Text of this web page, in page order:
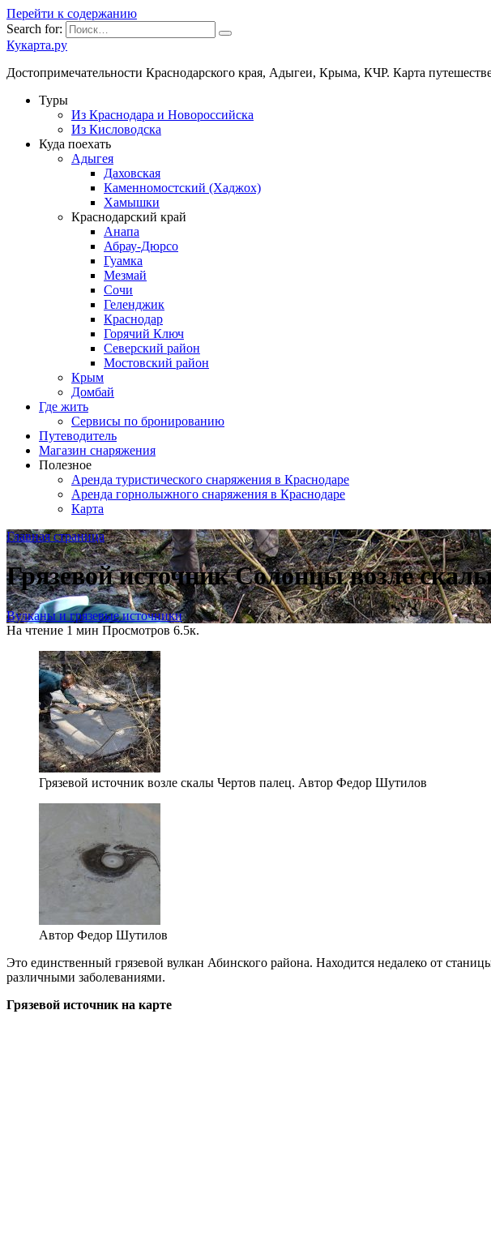
Перейти к содержанию
Search for:
Кукарта.ру
Достопримечательности Краснодарского края, Адыгеи, Крыма, КЧР. Карта
Туры
Из Краснодара и Новороссийска
Из Кисловодска
Куда поехать
Адыгея
Даховская
Каменномостский (Хаджох)
Хамышки
Краснодарский край
Анапа
Абрау-Дюрсо
Гуамка
Мезмай
Сочи
Геленджик
Краснодар
Горячий Ключ
Северский район
Мостовский район
Крым
Домбай
Где жить
Сервисы по бронированию
Путеводитель
Магазин снаряжения
Полезное
Аренда туристического снаряжения в Краснодаре
Аренда горнолыжного снаряжения в Краснодаре
Карта
Главная страница
Грязевой источник Солонцы возле
Вулканы и грязевые источники
На чтение 1 мин Просмотров 6.5к.
Грязевой источник возле скалы Чертов палец. Автор Федор Шутилов
Автор Федор Шутилов
Это единственный грязевой вулкан Абинского района. Находится недалеко от
различными заболеваниями.
Грязевой источник на карте